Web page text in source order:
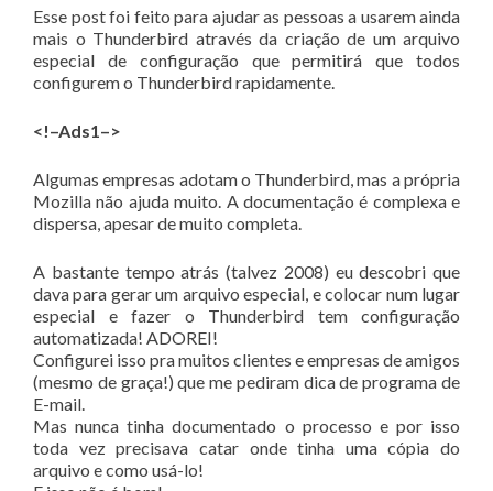
Esse post foi feito para ajudar as pessoas a usarem ainda
mais o Thunderbird através da criação de um arquivo
especial de configuração que permitirá que todos
configurem o Thunderbird rapidamente.
<!–Ads1–>
Algumas empresas adotam o Thunderbird, mas a própria
Mozilla não ajuda muito. A documentação é complexa e
dispersa, apesar de muito completa.
A bastante tempo atrás (talvez 2008) eu descobri que
dava para gerar um arquivo especial, e colocar num lugar
especial e fazer o Thunderbird tem configuração
automatizada! ADOREI!
Configurei isso pra muitos clientes e empresas de amigos
(mesmo de graça!) que me pediram dica de programa de
E-mail.
Mas nunca tinha documentado o processo e por isso
toda vez precisava catar onde tinha uma cópia do
arquivo e como usá-lo!